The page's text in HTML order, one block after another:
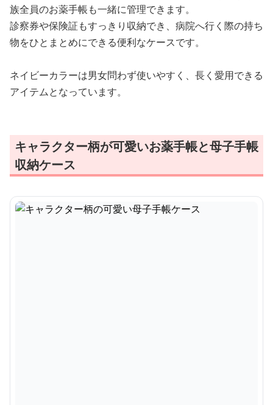
族全員のお薬手帳も一緒に管理できます。
診察券や保険証もすっきり収納でき、病院へ行く際の持ち
物をひとまとめにできる便利なケースです。
ネイビーカラーは男女問わず使いやすく、長く愛用できる
アイテムとなっています。
キャラクター柄が可愛いお薬手帳と母子手帳
収納ケース